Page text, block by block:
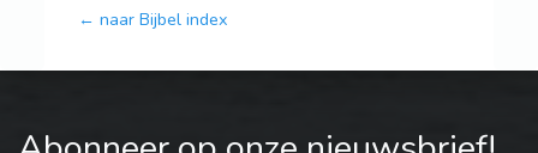
← naar Bijbel index